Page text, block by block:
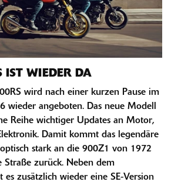
IST WIEDER DA
wird nach einer kurzen Pause im
wieder angeboten. Das neue Modell
Reihe wichtiger Updates an Motor,
Damit kommt das legendäre
optisch stark an die 900Z1 von 1972
Straße zurück. Neben dem
es zusätzlich wieder eine SE-Version